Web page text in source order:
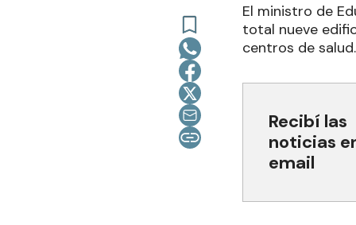
El ministro de
total nueve
centros de salud.
Recibí las
noticias
email